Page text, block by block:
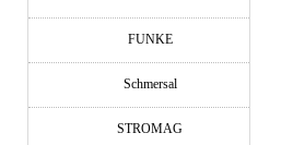
FUNKE
Schmersal
STROMAG